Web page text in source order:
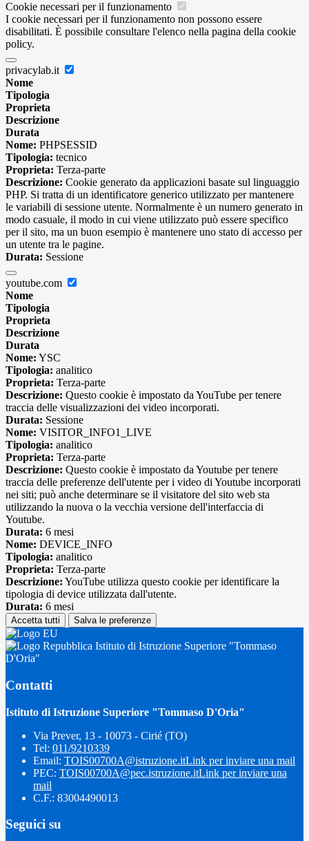
Cookie necessari per il funzionamento
I cookie necessari per il funzionamento non possono essere
disabilitati. È possibile consultare l'elenco nella pagina della cookie
policy.
privacylab.it
Nome
Tipologia
Proprieta
Descrizione
Durata
Nome: PHPSESSID
Tipologia: tecnico
Proprieta: Terza-parte
Descrizione: Cookie generato da applicazioni basate sul linguaggio
PHP. Si tratta di un identificatore generico utilizzato per mantenere
le variabili di sessione utente. Normalmente è un numero generato in
modo casuale, il modo in cui viene utilizzato può essere specifico
per il sito, ma un buon esempio è mantenere uno stato di accesso per
un utente tra le pagine.
Durata: Sessione
youtube.com
Nome
Tipologia
Proprieta
Descrizione
Durata
Nome: YSC
Tipologia: analitico
Proprieta: Terza-parte
Descrizione: Questo cookie è impostato da YouTube per tenere
traccia delle visualizzazioni dei video incorporati.
Durata: Sessione
Nome: VISITOR_INFO1_LIVE
Tipologia: analitico
Proprieta: Terza-parte
Descrizione: Questo cookie è impostato da Youtube per tenere
traccia delle preferenze dell'utente per i video di Youtube incorporati
nei siti; può anche determinare se il visitatore del sito web sta
utilizzando la nuova o la vecchia versione dell'interfaccia di
Youtube.
Durata: 6 mesi
Nome: DEVICE_INFO
Tipologia: analitico
Proprieta: Terza-parte
Descrizione: YouTube utilizza questo cookie per identificare la
tipologia di device utilizzata dall'utente.
Durata: 6 mesi
Accetta tutti Salva le preferenze
Istituto di Istruzione Superiore "Tommaso
D'Oria"
Contatti
Istituto di Istruzione Superiore "Tommaso D'Oria"
Via Prever, 13 - 10073 - Cirié (TO)
Tel: 011/9210339
Email: TOIS00700A@istruzione.itLink per inviare una mail
PEC: TOIS00700A@pec.istruzione.itLink per inviare una
mail
C.F.: 83004490013
Seguici su